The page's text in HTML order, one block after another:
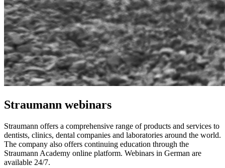
Straumann webinars
Straumann offers a comprehensive range of products and services to
dentists, clinics, dental companies and laboratories around the world.
The company also offers continuing education through the
Straumann Academy online platform. Webinars in German are
available 24/7.